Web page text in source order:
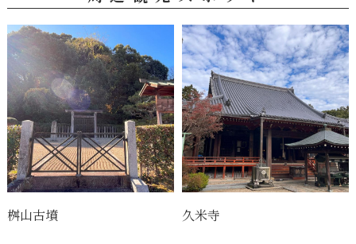
桝山古墳 久米寺